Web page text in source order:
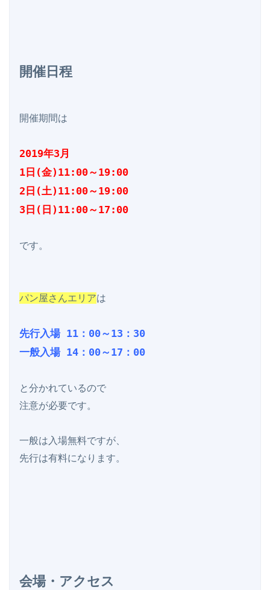
開催日程
開催期間は
2019年3月
1日(金)11:00～19:00
2日(土)11:00～19:00
3日(日)11:00～17:00
です。
パン屋さんエリアは
先行入場 11：00～13：30
一般入場 14：00～17：00
と分かれているので
注意が必要です。
一般は入場無料ですが、
先行は有料になります。
会場・アクセス